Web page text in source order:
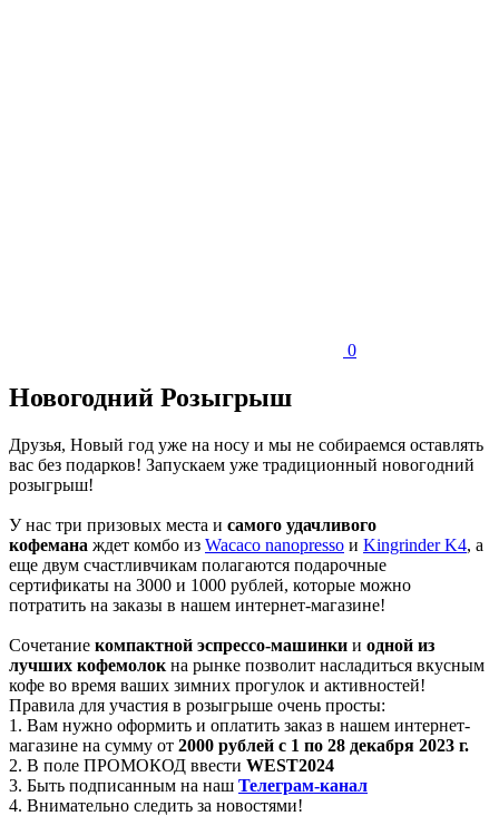
0
Новогодний Розыгрыш
Друзья, Новый год уже на носу и мы не собираемся оставлять
вас без подарков! Запускаем уже традиционный новогодний
розыгрыш!
У нас три призовых места и самого удачливого
кофемана ждет комбо из Wacaco nanopresso и Kingrinder K4, а
еще двум счастливчикам полагаются подарочные
сертификаты на 3000 и 1000 рублей, которые можно
потратить на заказы в нашем интернет-магазине!
Сочетание компактной эспрессо-машинки и одной из
лучших кофемолок на рынке позволит насладиться вкусным
кофе во время ваших зимних прогулок и активностей!
Правила для участия в розыгрыше очень просты:
1. Вам нужно оформить и оплатить заказ в нашем интернет-
магазине на сумму от 2000 рублей с 1 по 28 декабря 2023 г.
2. В поле ПРОМОКОД ввести WEST2024
3. Быть подписанным на наш Телеграм-канал
4. Внимательно следить за новостями!